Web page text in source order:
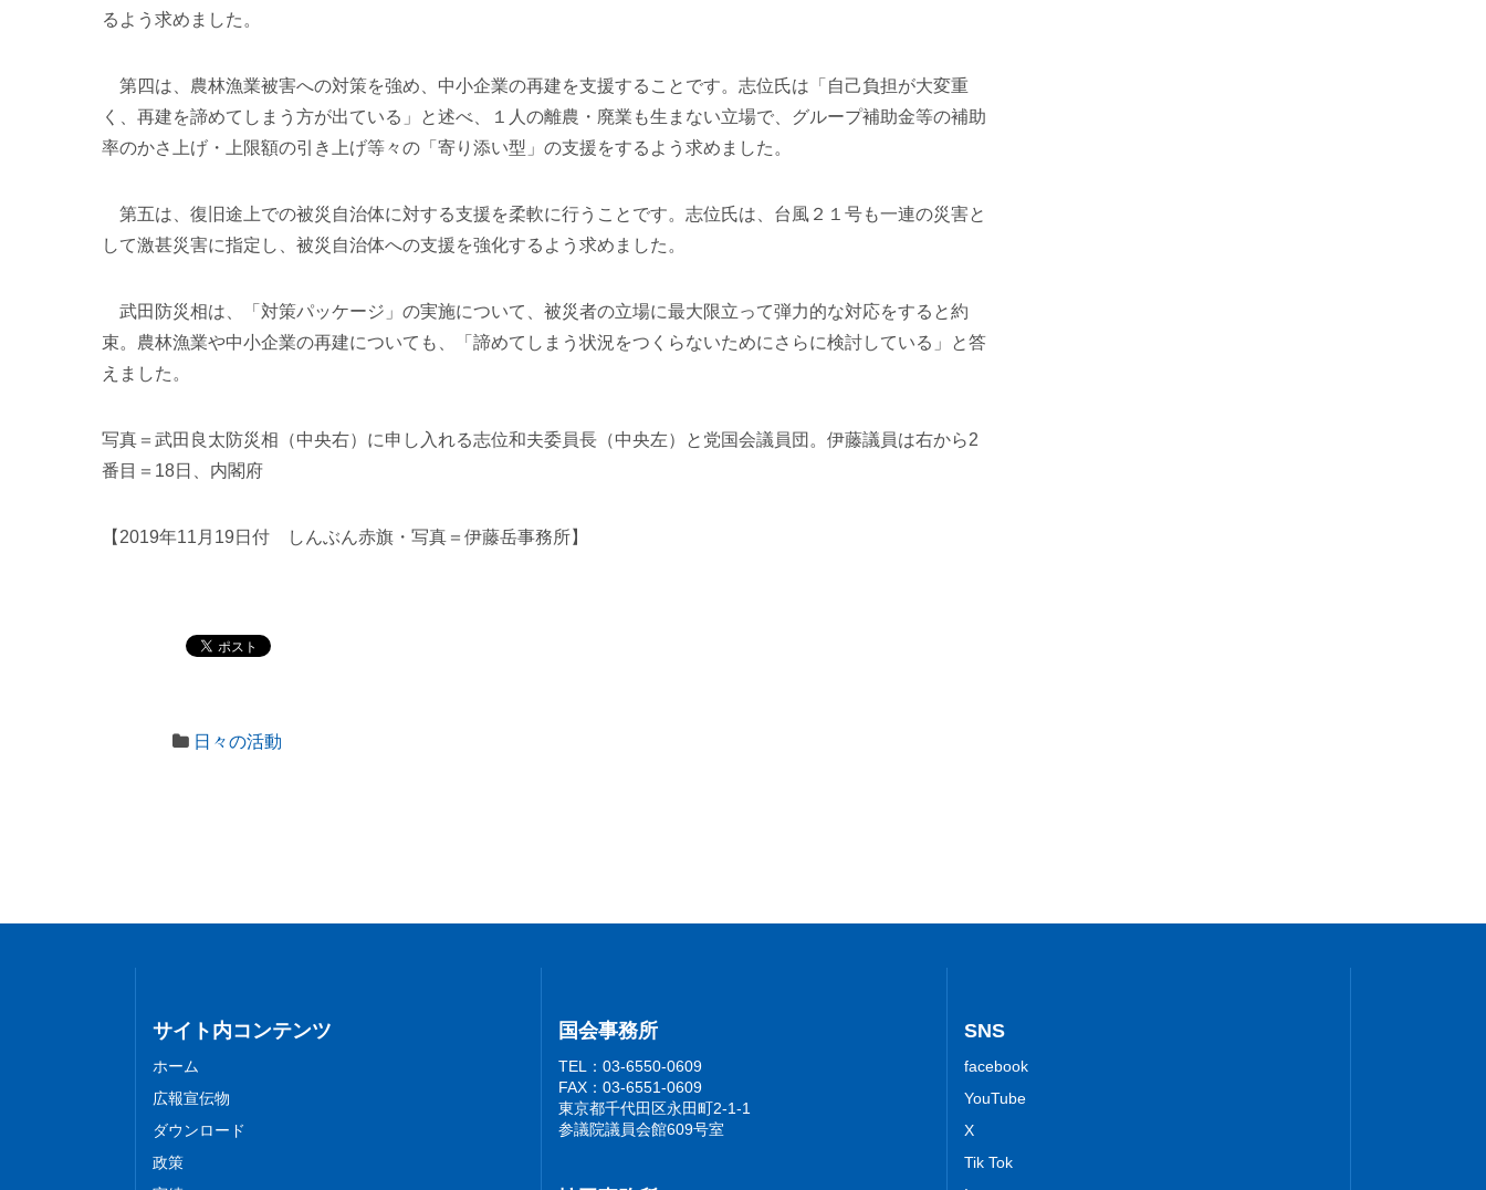
るよう求めました。
第四は、農林漁業被害への対策を強め、中小企業の再建を支援することです。志位氏は「自己負担が大変重
く、再建を諦めてしまう方が出ている」と述べ、１人の離農・廃業も生まない立場で、グループ補助金等の補助
率のかさ上げ・上限額の引き上げ等々の「寄り添い型」の支援をするよう求めました。
第五は、復旧途上での被災自治体に対する支援を柔軟に行うことです。志位氏は、台風２１号も一連の災害と
して激甚災害に指定し、被災自治体への支援を強化するよう求めました。
武田防災相は、「対策パッケージ」の実施について、被災者の立場に最大限立って弾力的な対応をすると約
束。農林漁業や中小企業の再建についても、「諦めてしまう状況をつくらないためにさらに検討している」と答
えました。
写真＝武田良太防災相（中央右）に申し入れる志位和夫委員長（中央左）と党国会議員団。伊藤議員は右から2
番目＝18日、内閣府
【2019年11月19日付 しんぶん赤旗・写真＝伊藤岳事務所】
日々の活動
サイト内コンテンツ
ホーム
広報宣伝物
ダウンロード
政策
国会事務所
TEL：03-6550-0609
FAX：03-6551-0609
東京都千代田区永田町2-1-1
参議院議員会館609号室
SNS
facebook
YouTube
X
Tik Tok